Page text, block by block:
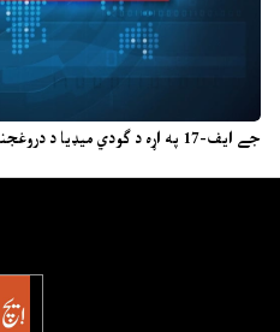
جے ایف-17 په اړه د ګودي میډیا د دروغجنو خبرونو پروپاګنډ ناکام شو